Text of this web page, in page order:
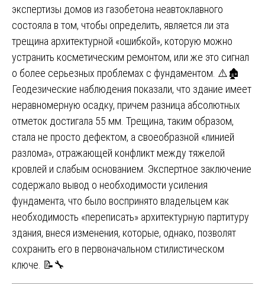
экспертизы домов из газобетона неавтоклавного
состояла в том, чтобы определить, является ли эта
трещина архитектурной «ошибкой», которую можно
устранить косметическим ремонтом, или же это сигнал
о более серьезных проблемах с фундаментом. ⚠️🏚️
Геодезические наблюдения показали, что здание имеет
неравномерную осадку, причем разница абсолютных
отметок достигала 55 мм. Трещина, таким образом,
стала не просто дефектом, а своеобразной «линией
разлома», отражающей конфликт между тяжелой
кровлей и слабым основанием. Экспертное заключение
содержало вывод о необходимости усиления
фундамента, что было воспринято владельцем как
необходимость «переписать» архитектурную партитуру
здания, внеся изменения, которые, однако, позволят
сохранить его в первоначальном стилистическом
ключе. 📝🔧